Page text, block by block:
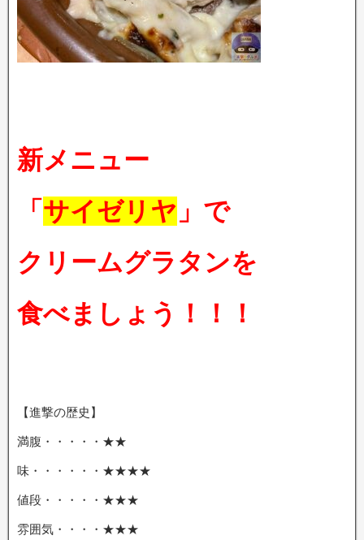
新メニュー
「 サイゼリヤ 」で
クリームグラタンを
食べましょう！！！
【進撃の歴史】
満腹・・・・・★★
味・・・・・・★★★★
値段・・・・・★★★
雰囲気・・・・★★★